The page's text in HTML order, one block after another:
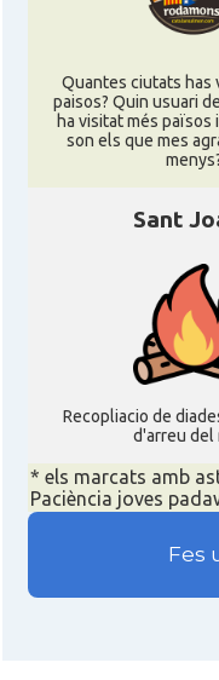
Quantes ciutats has
paisos? Quin usuari
ha visitat més països
son els que mes
Sant
Recopliacio de
d'arreu del
* els marcats amb
Paciència joves
Fes